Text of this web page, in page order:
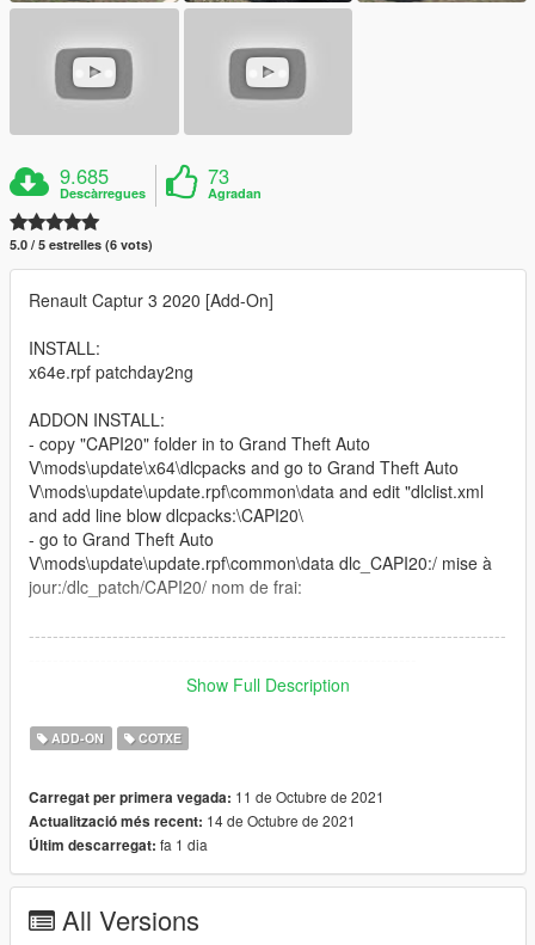
9.685
Descàrregues
73
Agradan
5.0 / 5 estrelles (6 vots)
Renault Captur 3 2020 [Add-On]
INSTALL:
x64e.rpf patchday2ng
ADDON INSTALL:
- copy "CAPI20" folder in to Grand Theft Auto
V\mods\update\x64\dlcpacks and go to Grand Theft Auto
V\mods\update\update.rpf\common\data and edit "dlclist.xml
and add line blow dlcpacks:\CAPI20\
- go to Grand Theft Auto
V\mods\update\update.rpf\common\data dlc_CAPI20:/ mise à
jour:/dlc_patch/CAPI20/ nom de frai:
--------------------------------------------------------------------------------
CHANGELOG/FEATURES ----------------------------------------------
-------------------
V1.0 -Dirt -Moving steering wheel -Working lights -Custom
body -Breakable glass -Plaques d’immatriculation -Add-on
version -Custom lights -Working suspensions -Realistic
handling
V1.1 MISE A JOUR
------------------------------
Show Full Description
ADD-ON COTXE
Carregat per primera vegada: 11 de Octubre de 2021
Actualització més recent: 14 de Octubre de 2021
Últim descarregat: fa 1 dia
All Versions